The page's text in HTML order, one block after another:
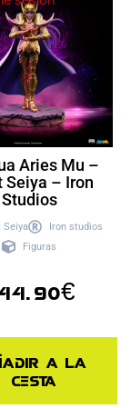
Aries Mu –
Seiya – Iron
Studios
Seiya
Iron studios
Figuras
€
a la
cesta